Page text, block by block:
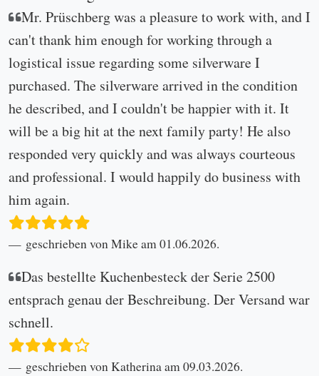
Mr. Prüschberg was a pleasure to work with, and I
can't thank him enough for working through a
logistical issue regarding some silverware I
purchased. The silverware arrived in the condition
he described, and I couldn't be happier with it. It
will be a big hit at the next family party! He also
responded very quickly and was always courteous
and professional. I would happily do business with
him again.
geschrieben von Mike am 01.06.2026.
Das bestellte Kuchenbesteck der Serie 2500
entsprach genau der Beschreibung. Der Versand war
schnell.
geschrieben von Katherina am 09.03.2026.